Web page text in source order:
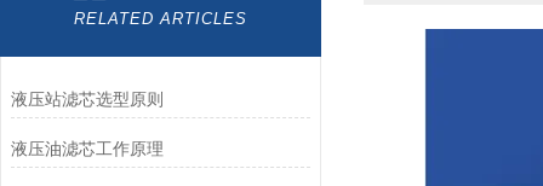
RELATED ARTICLES
液压站滤芯选型原则
液压油滤芯工作原理